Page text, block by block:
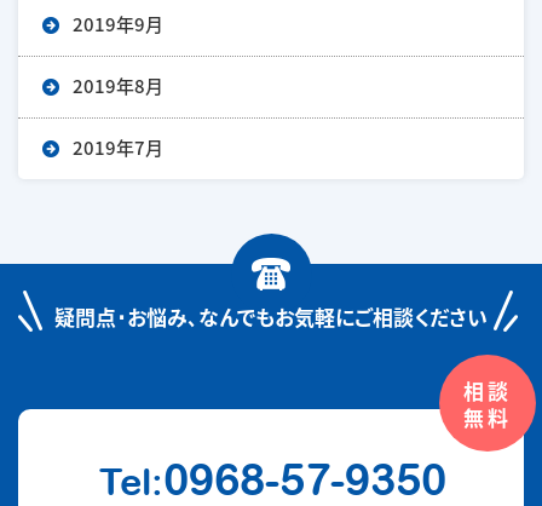
2019年9月
2019年8月
2019年7月
疑問点･お悩み､ なんでもお気軽にご相談ください
相談
無料
Tel:0968-57-9350